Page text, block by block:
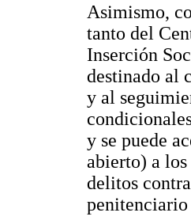
Asimismo,
tanto del
Inserción
destinado al
y al
y se puede
abierto) a
delitos